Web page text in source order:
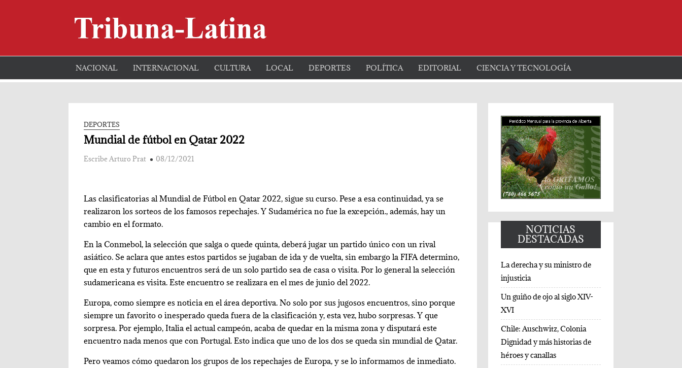
LATINA
NACIONAL INTERNACIONAL CULTURA LOCAL DEPORTES POLÍTICA EDITORIAL CIENCIA Y TECNOLOGÍA
DEPORTES
Mundial de fútbol en Qatar 2022
Escribe Arturo Prat 08/12/2021
Las clasificatorias al Mundial de Fútbol en Qatar 2022, sigue su curso. Pese a esa continuidad, ya se
realizaron los sorteos de los famosos repechajes. Y Sudamérica no fue la excepción., además, hay un
cambio en el formato.
En la Conmebol, la selección que salga o quede quinta, deberá jugar un partido único con un rival
asiático. Se aclara que antes estos partidos se jugaban de ida y de vuelta, sin embargo la FIFA determino,
que en esta y futuros encuentros será de un solo partido sea de casa o visita. Por lo general la selección
sudamericana es visita. Este encuentro se realizara en el mes de junio del 2022.
Europa, como siempre es noticia en el área deportiva. No solo por sus jugosos encuentros, sino porque
siempre un favorito o inesperado queda fuera de la clasificación y, esta vez, hubo sorpresas. Y que
sorpresa. Por ejemplo, Italia el actual campeón, acaba de quedar en la misma zona y disputará este
encuentro nada menos que con Portugal. Esto indica que uno de los dos se queda sin mundial de Qatar.
Pero veamos cómo quedaron los grupos de los repechajes de Europa, y se lo informamos de inmediato.
NOTICIAS
DESTACADAS
La derecha y su ministro de
injusticia
Un guiño de ojo al siglo XIV-
XVI
Chile: Auschwitz, Colonia
Dignidad y más historias de
héroes y canallas